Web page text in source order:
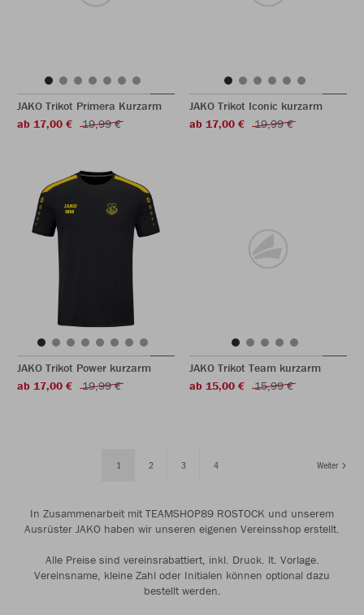
JAKO Trikot Primera Kurzarm
ab 17,00 €
19,99 €
JAKO Trikot Iconic kurzarm
ab 17,00 €
19,99 €
JAKO Trikot Power kurzarm
ab 17,00 €
19,99 €
JAKO Trikot Team kurzarm
ab 15,00 €
15,99 €
1 2 3 4 Weiter
In Zusammenarbeit mit TEAMSHOP89 ROSTOCK und unserem
Ausrüster JAKO haben wir unseren eigenen Vereinsshop erstellt.
Alle Preise sind vereinsrabattiert, inkl. Druck. lt. Vorlage.
Vereinsname, kleine Zahl oder Initialen können optional dazu
bestellt werden.